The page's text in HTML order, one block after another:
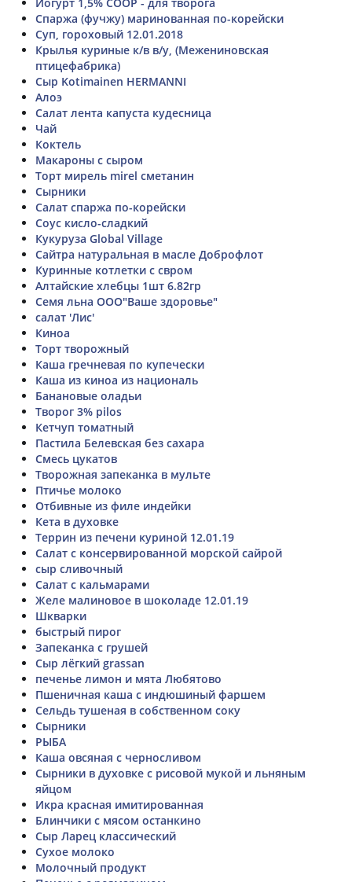
Спаржа (фучжу) маринованная по-корейски
Суп, гороховый 12.01.2018
Крылья куриные к/в в/у, (Межениновская
птицефабрика)
Сыр Kotimainen HERMANNI
Алоэ
Салат лента капуста кудесница
Чай
Коктель
Макароны с сыром
Торт мирель mirel сметанин
Сырники
Салат спаржа по-корейски
Соус кисло-сладкий
Кукуруза Global Village
Сайтра натуральная в масле Доброфлот
Куринные котлетки с свром
Алтайские хлебцы 1шт 6.82гр
Семя льна ООО"Ваше здоровье"
салат 'Лис'
Киноа
Торт творожный
Каша гречневая по купечески
Каша из киноа из националь
Банановые оладьи
Творог 3% pilos
Кетчуп томатный
Пастила Белевская без сахара
Смесь цукатов
Творожная запеканка в мульте
Птичье молоко
Отбивные из филе индейки
Кета в духовке
Террин из печени куриной 12.01.19
Салат с консервированной морской сайрой
сыр сливочный
Салат с кальмарами
Желе малиновое в шоколаде 12.01.19
Шкварки
быстрый пирог
Запеканка с грушей
Сыр лёгкий grassan
печенье лимон и мята Любятово
Пшеничная каша с индюшиный фаршем
Сельдь тушеная в собственном соку
Сырники
РЫБА
Каша овсяная с черносливом
Сырники в духовке с рисовой мукой и льняным
яйцом
Икра красная имитированная
Блинчики с мясом останкино
Сыр Ларец классический
Сухое молоко
Молочный продукт